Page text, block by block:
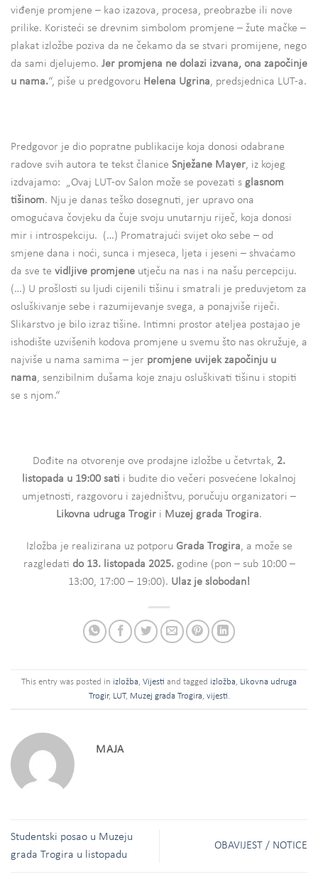
viđenje promjene – kao izazova, procesa, preobrazbe ili nove
prilike. Koristeći se drevnim simbolom promjene – žute mačke –
plakat izložbe poziva da ne čekamo da se stvari promijene, nego
da sami djelujemo. Jer promjena ne dolazi izvana, ona započinje
u nama.“, piše u predgovoru Helena Ugrina, predsjednica LUT-a.
Predgovor je dio popratne publikacije koja donosi odabrane
radove svih autora te tekst članice Snježane Mayer, iz kojeg
izdvajamo: „Ovaj LUT-ov Salon može se povezati s glasnom
tišinom. Nju je danas teško dosegnuti, jer upravo ona
omogućava čovjeku da čuje svoju unutarnju riječ, koja donosi
mir i introspekciju. (…) Promatrajući svijet oko sebe – od
smjene dana i noći, sunca i mjeseca, ljeta i jeseni – shvaćamo
da sve te vidljive promjene utječu na nas i na našu percepciju.
(…) U prošlosti su ljudi cijenili tišinu i smatrali je preduvjetom za
osluškivanje sebe i razumijevanje svega, a ponajviše riječi.
Slikarstvo je bilo izraz tišine. Intimni prostor ateljea postajao je
ishodište uzvišenih kodova promjene u svemu što nas okružuje, a
najviše u nama samima – jer promjene uvijek započinju u
nama, senzibilnim dušama koje znaju osluškivati tišinu i stopiti
se s njom.“
Dođite na otvorenje ove prodajne izložbe u četvrtak, 2.
listopada u 19:00 sati i budite dio večeri posvećene lokalnoj
umjetnosti, razgovoru i zajedništvu, poručuju organizatori –
Likovna udruga Trogir i Muzej grada Trogira.
Izložba je realizirana uz potporu Grada Trogira, a može se
razgledati do 13. listopada 2025.godine (pon – sub 10:00 –
13:00, 17:00 – 19:00). Ulaz je slobodan!
This entry was posted in izložba, Vijesti and tagged izložba, Likovna udruga
Trogir, LUT, Muzej grada Trogira, vijesti.
MAJA
Studentski posao u Muzeju
grada Trogira u listopadu
OBAVIJEST / NOTICE